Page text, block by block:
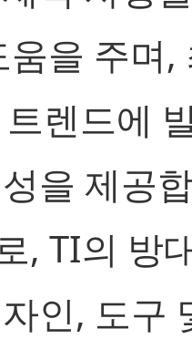
을 주며,
트렌드에
을 제공
, TI의 방
인, 도구